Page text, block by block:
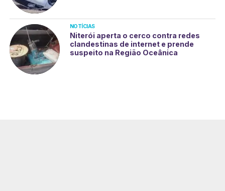
NOTÍCIAS
Niterói aperta o cerco contra redes
clandestinas de internet e prende
suspeito na Região Oceânica